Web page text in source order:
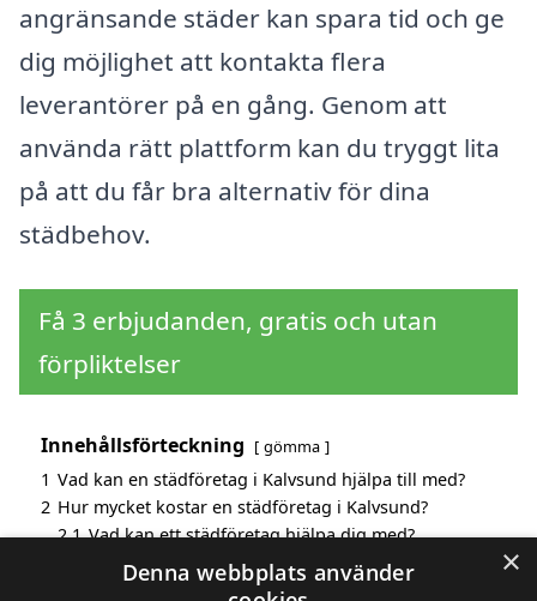
angränsande städer kan spara tid och ge
dig möjlighet att kontakta flera
leverantörer på en gång. Genom att
använda rätt plattform kan du tryggt lita
på att du får bra alternativ för dina
städbehov.
Få 3 erbjudanden, gratis och utan
förpliktelser
Innehållsförteckning gömma
1 Vad kan en städföretag i Kalvsund hjälpa till med?
2 Hur mycket kostar en städföretag i Kalvsund?
2.1 Vad kan ett städföretag hjälpa dig med?
Fördelar med att välja städföretag i Kalvsund
Sök efter en skicklig städföretag i de omgivande
×
Denna webbplats använder